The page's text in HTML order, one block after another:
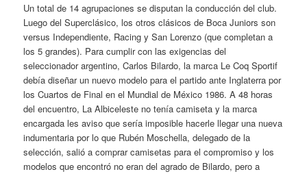
Un total de 14 agrupaciones se disputan la conducción del club.
Luego del Superclásico, los otros clásicos de Boca Juniors son
versus Independiente, Racing y San Lorenzo (que completan a
los 5 grandes). Para cumplir con las exigencias del
seleccionador argentino, Carlos Bilardo, la marca Le Coq Sportif
debía diseñar un nuevo modelo para el partido ante Inglaterra por
los Cuartos de Final en el Mundial de México 1986. A 48 horas
del encuentro, La Albiceleste no tenía camiseta y la marca
encargada les aviso que sería imposible hacerle llegar una nueva
indumentaria por lo que Rubén Moschella, delegado de la
selección, salió a comprar camisetas para el compromiso y los
modelos que encontró no eran del agrado de Bilardo, pero a